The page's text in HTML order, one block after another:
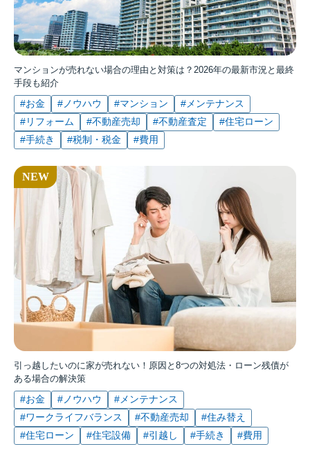
マンションが売れない場合の理由と対策は？2026年の最新市況と最終
手段も紹介
#お金 #ノウハウ #マンション
#メンテナンス
#リフォーム
#不動産売却 #不動産査定
#住宅ローン
#手続き
#税制・税金 #費用
引っ越したいのに家が売れない！原因と8つの対処法・ローン残債が
ある場合の解決策
#お金 #ノウハウ
#メンテナンス
#ワークライフバランス
#不動産売却
#住み替え
#住宅ローン
#住宅設備 #引越し #手続き #費用